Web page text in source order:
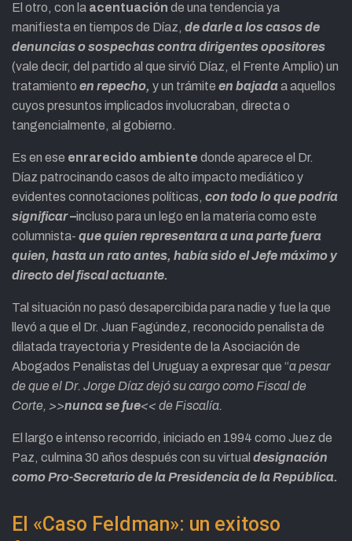
El otro, con la acentuación de una tendencia ya
manifiesta en tiempos de Díaz, de darle a los casos de
denuncias o sospechas contra dirigentes opositores
(vale decir, del partido al que sirvió Díaz, el Frente Amplio) un
tratamiento en repecho, y un trámite en bajadaa aquellos
cuyos presuntos implicados involucraban, directa o
tangencialmente, al gobierno.
Es en ese enrarecido ambiente donde aparece el Dr.
Díaz patrocinando casos de alto impacto mediático y
evidentes connotaciones políticas, con todo lo que podría
significar –incluso para un lego en la materia como este
columnista- que quien representara a una parte fuera
quien, hasta un rato antes, había sido el Jefe máximo y
directo del fiscal actuante.
Tal situación no pasó desapercibida para nadie y fue la que
llevó a que el Dr. Juan Fagúndez, reconocido penalista de
dilatada trayectoria y Presidente de la Asociación de
Abogados Penalistas del Uruguay a expresar que “a pesar
de que el Dr. Jorge Díaz dejó su cargo como Fiscal de
Corte, >>nunca se fue<< de Fiscalía.
El largo e intenso recorrido, iniciado en 1994 como Juez de
Paz, culmina 30 años después con su virtual designación
como Pro-Secretario de la Presidencia de la República.
El «Caso Feldman»: un exitoso